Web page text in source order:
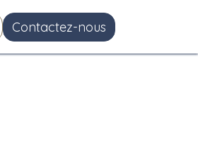
Contactez-nous